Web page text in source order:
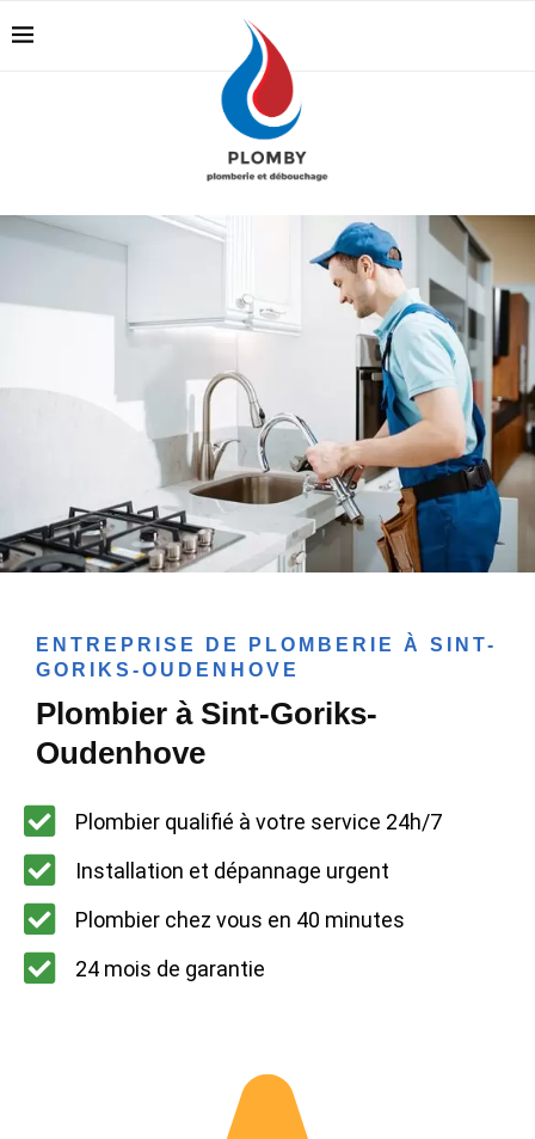
ENTREPRISE DE PLOMBERIE À SINT-
GORIKS-OUDENHOVE
Plombier à Sint-Goriks-
Oudenhove
Plombier qualifié à votre service 24h/7
Installation et dépannage urgent
Plombier chez vous en 40 minutes
24 mois de garantie